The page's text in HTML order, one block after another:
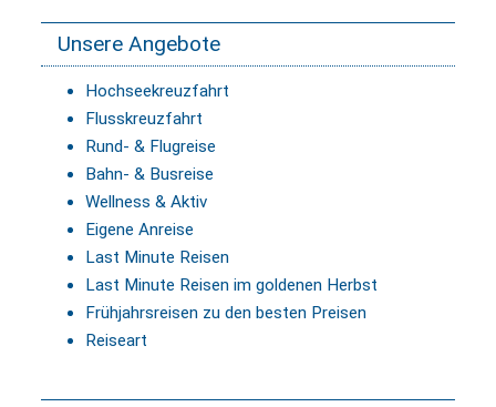
Unsere Angebote
Hochseekreuzfahrt
Flusskreuzfahrt
Rund- & Flugreise
Bahn- & Busreise
Wellness & Aktiv
Eigene Anreise
Last Minute Reisen
Last Minute Reisen im goldenen Herbst
Frühjahrsreisen zu den besten Preisen
Reiseart